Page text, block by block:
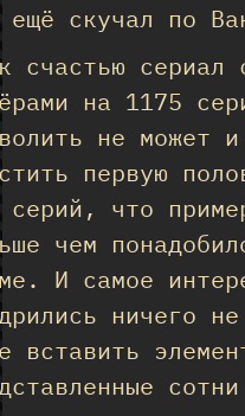
ещё скучал по
счастью сериал
на 1175
не может
первую
что
чем
И самое
ничего
вставить